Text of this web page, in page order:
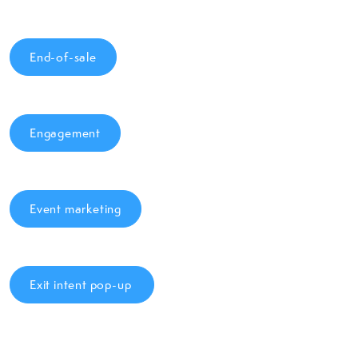
End-of-sale
Engagement
Event marketing
Exit intent pop-up